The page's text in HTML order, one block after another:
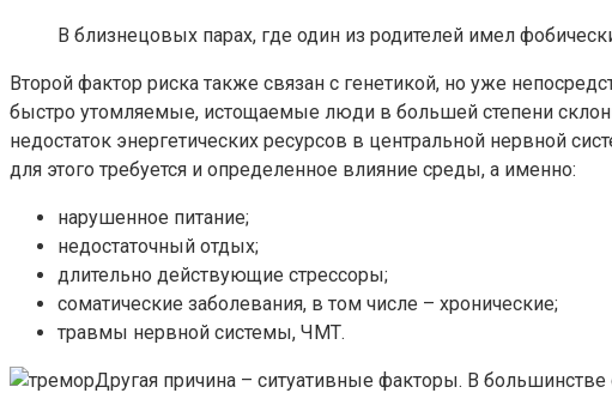
В близнецовых парах, где один из родителей имел
Второй фактор риска также связан с генетикой, но уже
быстро утомляемые, истощаемые люди в большей степени
недостаток энергетических ресурсов в центральной нервной
для этого требуется и определенное влияние среды, а именно:
нарушенное питание;
недостаточный отдых;
длительно действующие стрессоры;
соматические заболевания, в том числе – хронические;
травмы нервной системы, ЧМТ.
Другая причина – ситуативные факторы. В